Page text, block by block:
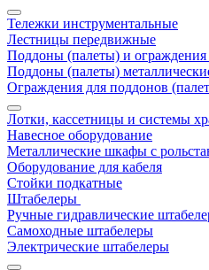
Тележки инструментальные
Лестницы передвижные
Поддоны (палеты) и ограждения
Поддоны (палеты)
Ограждения для поддонов
Лотки, кассетницы и системы
Навесное оборудование
Металлические шкафы с
Оборудование для кабеля
Стойки подкатные
Штабелеры
Ручные гидравлические
Самоходные штабелеры
Электрические штабелеры